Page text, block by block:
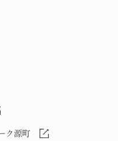
ク源町